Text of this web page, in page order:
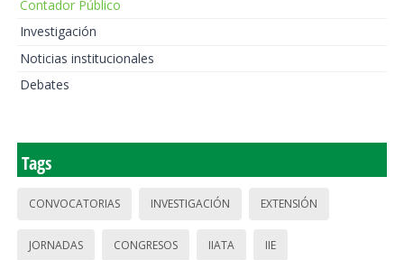
Contador Público
Investigación
Noticias institucionales
Debates
Tags
CONVOCATORIAS INVESTIGACIÓN EXTENSIÓN
JORNADAS CONGRESOS IIATA IIE